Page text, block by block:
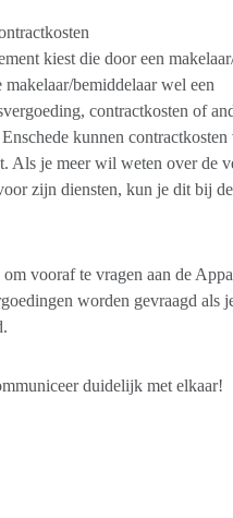
kiest die door een
bemiddelaar wel een
contractkosten of
kunnen
Als je meer wil weten over de
zijn diensten, kun je dit bij
vooraf te vragen aan de
worden gevraagd als
duidelijk met elkaar!